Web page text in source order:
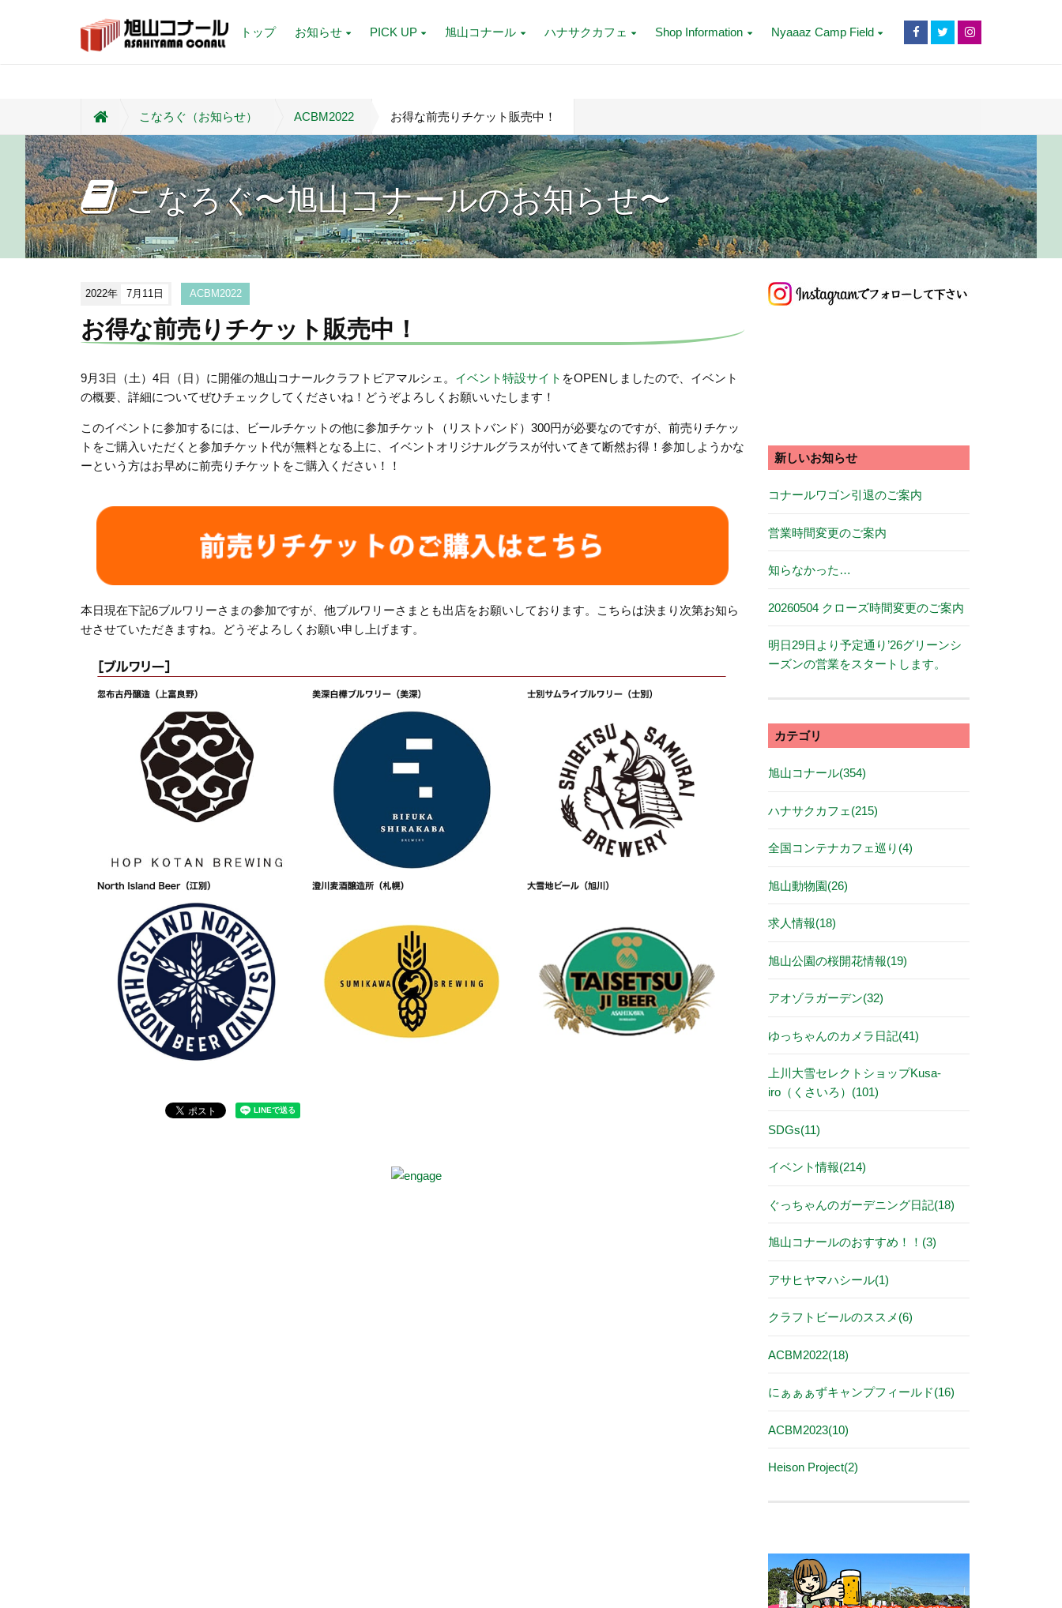
トップ お知らせ PICK UP 旭山コナール ハナサクカフェ Shop Information Nyaaaz Camp Field
こなろぐ（お知らせ） ACBM2022 お得な前売りチケット販売中！
こなろぐ〜旭山コナールのお知らせ〜
2022年 7月11日 ACBM2022
お得な前売りチケット販売中！
9月3日（土）4日（日）に開催の旭山コナールクラフトビアマルシェ。 イベント特設サイト をOPENしましたので、イベント
の概要、詳細についてぜひチェックしてくださいね！どうぞよろしくお願いいたします！
このイベントに参加するには、ビールチケットの他に参加チケット（リストバンド）300円が必要なのですが、前売りチケッ
トをご購入いただくと参加チケット代が無料となる上に、イベントオリジナルグラスが付いてきて断然お得！参加しようかな
ーという方はお早めに前売りチケットをご購入ください！！
本日現在下記6ブルワリーさまの参加ですが、他ブルワリーさまとも出店をお願いしております。こちらは決まり次第お知ら
せさせていただきますね。どうぞよろしくお願い申し上げます。
新しいお知らせ
コナールワゴン引退のご案内
営業時間変更のご案内
知らなかった…
20260504 クローズ時間変更のご案内
明日29日より予定通り’26グリーンシ
ーズンの営業をスタートします。
カテゴリ
旭山コナール(354)
ハナサクカフェ(215)
全国コンテナカフェ巡り(4)
旭山動物園(26)
求人情報(18)
旭山公園の桜開花情報(19)
アオゾラガーデン(32)
ゆっちゃんのカメラ日記(41)
上川大雪セレクトショップKusa-
iro（くさいろ）(101)
SDGs(11)
イベント情報(214)
ぐっちゃんのガーデニング日記(18)
旭山コナールのおすすめ！！(3)
アサヒヤマハシール(1)
クラフトビールのススメ(6)
ACBM2022(18)
にぁぁぁずキャンプフィールド(16)
ACBM2023(10)
Heison Project(2)